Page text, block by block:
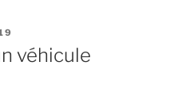
véhicule